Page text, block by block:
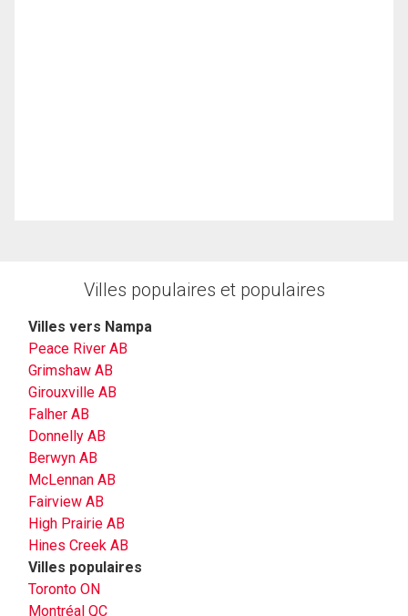
Villes populaires et populaires
Villes vers Nampa
Peace River AB
Grimshaw AB
Girouxville AB
Falher AB
Donnelly AB
Berwyn AB
McLennan AB
Fairview AB
High Prairie AB
Hines Creek AB
Villes populaires
Toronto ON
Montréal QC